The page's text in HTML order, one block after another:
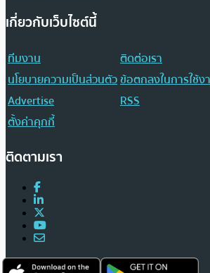
เกี่ยวกับเว็บไซต์นี้
ทีมงาน
ติดต่อเรา
นโยบายความเป็นส่วนตัวข้อตกลงในการใช้ง
Advertise
RSS
ตั้งค่าคุกกี้
ติดตามเรา